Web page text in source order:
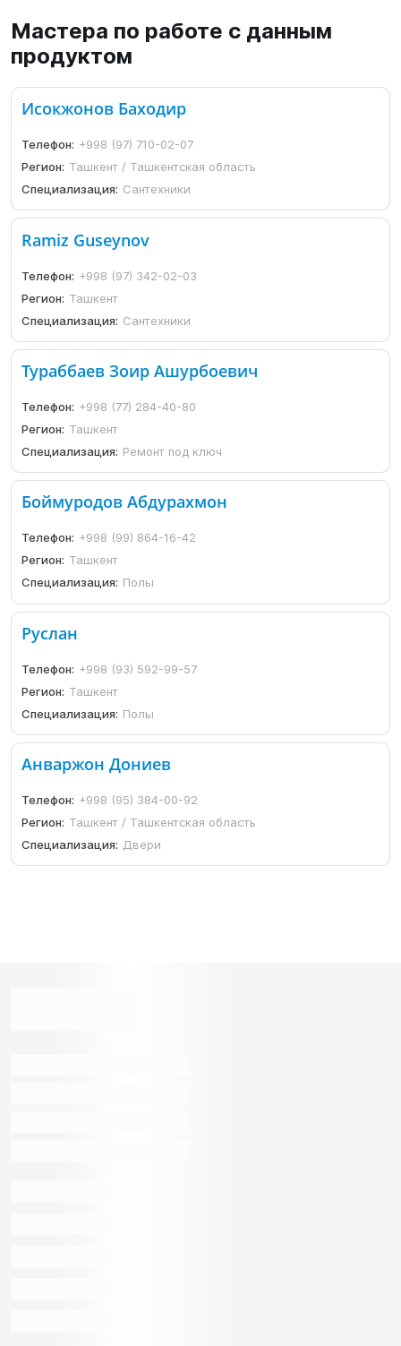
Мастера по работе с данным
продуктом
Исокжонов Баходир
Телефон: +998 (97) 710-02-07
Регион: Ташкент / Ташкентская область
Специализация: Сантехники
Ramiz Guseynov
Телефон: +998 (97) 342-02-03
Регион: Ташкент
Специализация: Сантехники
Тураббаев Зоир Ашурбоевич
Телефон: +998 (77) 284-40-80
Регион: Ташкент
Специализация: Ремонт под ключ
Боймуродов Абдурахмон
Телефон: +998 (99) 864-16-42
Регион: Ташкент
Специализация: Полы
Руслан
Телефон: +998 (93) 592-99-57
Регион: Ташкент
Специализация: Полы
Анваржон Дониев
Телефон: +998 (95) 384-00-92
Регион: Ташкент / Ташкентская область
Специализация: Двери